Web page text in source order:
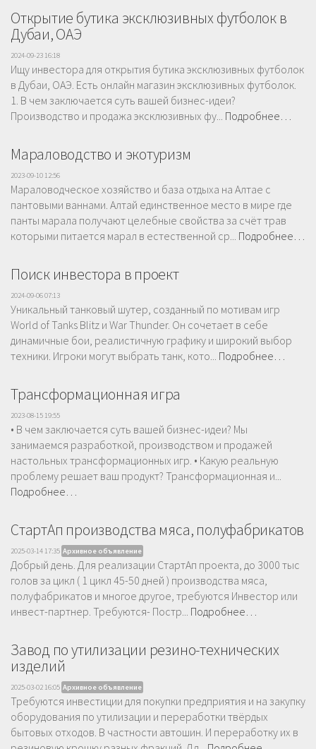
Открытие бутика эксклюзивных футболок в
Дубаи, ОАЭ
2024-09-23 16:18
Ищу инвестора для открытия бутика эксклюзивных футболок
в Дубаи, ОАЭ. Есть онлайн магазин эксклюзивных футболок.
1. В чем заключается суть вашей бизнес-идеи?
Производство и продажа эксклюзивных фу... Подробнее…
Мараловодство и экотуризм
2023-09-10 12:56
Мараловодческое хозяйство и база отдыха на Алтае с
пантовыми ваннами. Алтай единственное место в мире где
панты марала получают целебные свойства за счёт трав
которыми питается марал в естественной ср... Подробнее…
Поиск инвестора в проект
2024-09-06 07:13
Уникальный танковый шутер, созданный по мотивам игр
World of Tanks Blitz и War Thunder. Он сочетает в себе
динамичные бои, реалистичную графику и широкий выбор
техники. Игроки могут выбрать танк, кото... Подробнее…
Трансформационная игра
2023-08-15 19:55
• В чем заключается суть вашей бизнес-идеи? Мы
занимаемся разработкой, производством и продажей
настольных трансформационных игр. • Какую реальную
проблему решает ваш продукт? Трансформационная и...
Подробнее…
СтартАп производства мяса, полуфабрикатов
2025-03-14 17:35 Архивное объявление
Добрый день. Для реализации СтартАп проекта, до 3000 тыс
голов за цикл ( 1 цикл 45-50 дней ) производства мяса,
полуфабрикатов и многое другое, требуются Инвестор или
инвест-партнер. Требуются- Постр... Подробнее…
Завод по утилизации резино-технических
изделий
2025-03-02 16:05 Архивное объявление
Требуются инвестиции для покупки предприятия и на закупку
оборудования по утилизации и переработки твёрдых
бытовых отходов. В частности автошин. И переработку их в